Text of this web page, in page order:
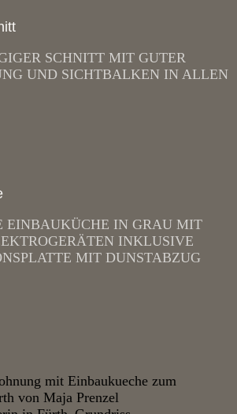
SCHNITT MIT GUTER
UND SICHTBALKEN IN ALLEN
EINBAUKÜCHE IN GRAU MIT
INKLUSIVE
MIT DUNSTABZUG